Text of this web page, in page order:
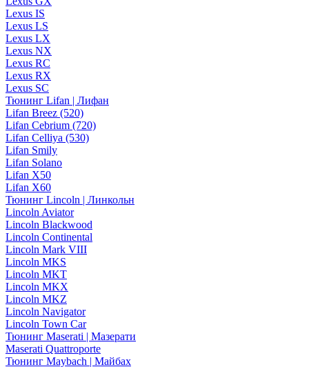
Lexus IS
Lexus LS
Lexus LX
Lexus NX
Lexus RC
Lexus RX
Lexus SC
Тюнинг Lifan | Лифан
Lifan Breez (520)
Lifan Cebrium (720)
Lifan Celliya (530)
Lifan Smily
Lifan Solano
Lifan X50
Lifan X60
Тюнинг Lincoln | Линкольн
Lincoln Aviator
Lincoln Blackwood
Lincoln Continental
Lincoln Mark VIII
Lincoln MKS
Lincoln MKT
Lincoln MKX
Lincoln MKZ
Lincoln Navigator
Lincoln Town Car
Тюнинг Maserati | Мазерати
Maserati Quattroporte
Тюнинг Maybach | Майбах